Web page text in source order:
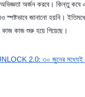
অর্জন করবে। কিন্তু কবে
স্পষ্টভাবে জানানো হয়নি।
কাজ কাজ শুরু হয়ে গিয়েছে।
2.0: ৩০ জুনের